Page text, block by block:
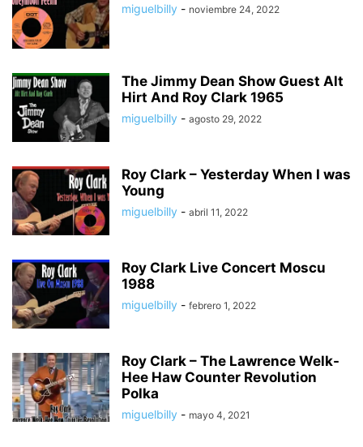
miguelbilly - noviembre 24, 2022
The Jimmy Dean Show Guest Alt
Hirt And Roy Clark 1965
miguelbilly - agosto 29, 2022
Roy Clark – Yesterday When I was
Young
miguelbilly - abril 11, 2022
Roy Clark Live Concert Moscu
1988
miguelbilly - febrero 1, 2022
Roy Clark – The Lawrence Welk-
Hee Haw Counter Revolution
Polka
miguelbilly - mayo 4, 2021